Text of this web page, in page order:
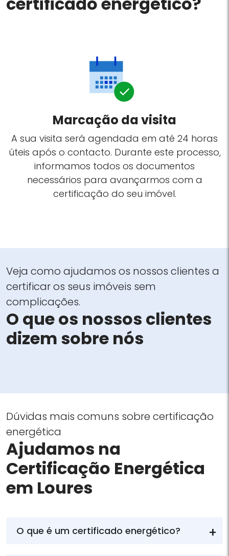
Marcação da visita
A sua visita será agendada em até 24 horas
úteis após o contacto. Durante este processo,
informamos todos os documentos
necessários para avançarmos com a
certificação do seu imóvel.
Veja como ajudamos os nossos clientes a
certificar os seus imóveis sem
complicações.
O que os nossos clientes
dizem sobre nós
Dúvidas mais comuns sobre certificação
energética
Ajudamos na
Certificação Energética
em Loures
O que é um certificado energético?